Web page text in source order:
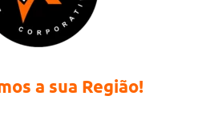
a sua Região!